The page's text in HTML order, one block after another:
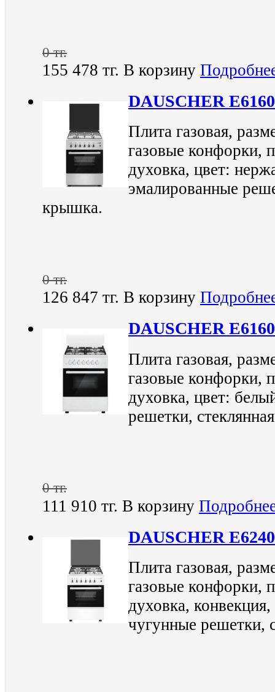
0 тг.
155 478 тг. В корзину
DAUSCHER
Плита газовая,
газовые конфорки,
духовка, цвет:
эмалированные
крышка.
0 тг.
126 847 тг. В корзину
DAUSCHER
Плита газовая,
газовые конфорки,
духовка, цвет:
решетки,
0 тг.
111 910 тг. В корзину
DAUSCHER
Плита газовая,
газовые конфорки,
духовка,
чугунные решетки,